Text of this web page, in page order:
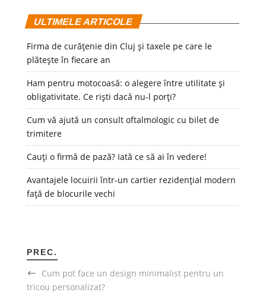
ULTIMELE ARTICOLE
Firma de curățenie din Cluj și taxele pe care le
plătește în fiecare an
Ham pentru motocoasă: o alegere între utilitate și
obligativitate. Ce riști dacă nu-l porți?
Cum vă ajută un consult oftalmologic cu bilet de
trimitere
Cauți o firmă de pază? Iată ce să ai în vedere!
Avantajele locuirii într-un cartier rezidențial modern
față de blocurile vechi
PREC.
Cum pot face un design minimalist pentru un
tricou personalizat?